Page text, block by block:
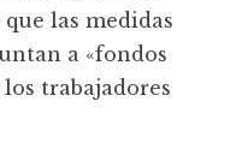
las medidas
a «fondos
trabajadores